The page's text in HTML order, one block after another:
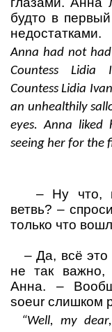
будто в
недостатками.
Anna had not
Countess Lidia
Countess Lidia
an unhealthily
eyes. Anna liked
seeing her for the
–
Ну что,
ветвь? –
только что
– Да, всё это
не так
Анна.
–
soeur слишком
“Well, my